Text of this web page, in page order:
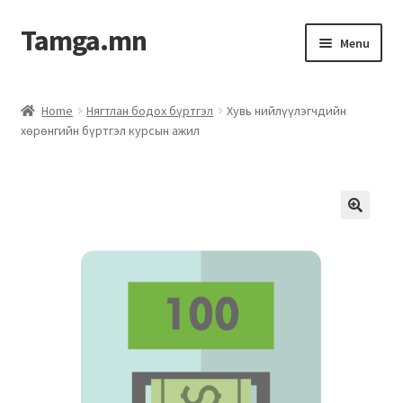
Tamga.mn Menu
ХАБЭА-н багц
Компанийн удирдлагын бичиг баримт
Home Нягтлан бодох бүртгэл
Хувь нийлүүлэгчдийн
хөрөнгийн бүртгэл курсын ажил